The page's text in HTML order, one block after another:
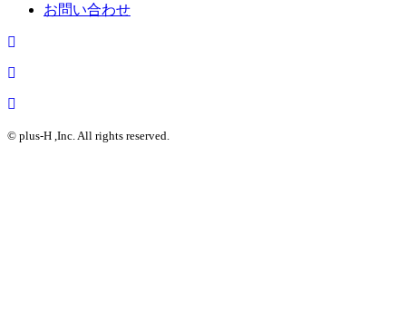
お問い合わせ
© plus-H ,Inc. All rights reserved.